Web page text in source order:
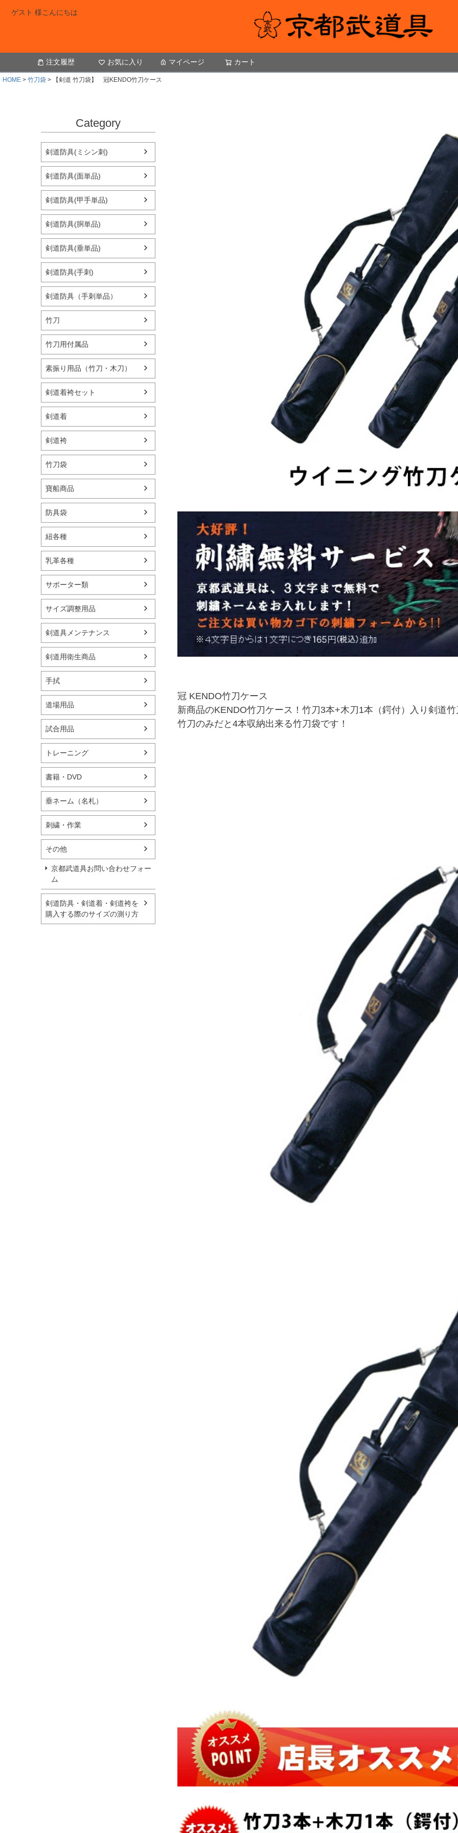
ゲスト 様こんにちは
注文履歴 お気に入り マイページ カート
HOME 竹刀袋 【剣道 竹刀袋】 冠KENDO竹刀ケース
Category
剣道防具(ミシン刺)
剣道防具(面単品)
剣道防具(甲手単品)
剣道防具(胴単品)
剣道防具(垂単品)
剣道防具(手刺)
剣道防具（手刺単品）
竹刀
竹刀用付属品
素振り用品（竹刀・木刀）
剣道着袴セット
剣道着
剣道袴
竹刀袋
寶船商品
防具袋
紐各種
乳革各種
サポーター類
サイズ調整用品
剣道具メンテナンス
剣道用衛生商品
手拭
道場用品
試合用品
トレーニング
書籍・DVD
垂ネーム（名札）
刺繍・作業
その他
京都武道具お問い合わせフォー
ム
剣道防具・剣道着・剣道袴を
購入する際のサイズの測り方
冠 KENDO竹刀ケース
新商品のKENDO竹刀ケース！竹刀3本+木刀1本（鍔付）入り剣道
竹刀のみだと4本収納出来る竹刀袋です！